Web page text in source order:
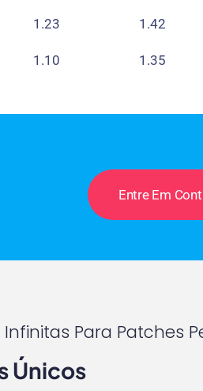
1.23 1.42
1.10 1.35
Entre Em
Para Patches
Únicos